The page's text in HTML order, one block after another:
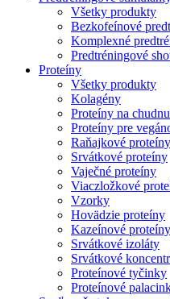
Všetky produkty
Bezkofeínové
Komplexné
Predtréningové
Proteíny
Všetky produkty
Kolagény
Proteíny na
Proteíny pre
Raňajkové proteíny
Srvátkové proteíny
Vaječné proteíny
Viaczložkové
Vzorky
Hovädzie proteíny
Kazeínové proteíny
Srvátkové izoláty
Srvátkové
Proteínové tyčinky
Proteínové